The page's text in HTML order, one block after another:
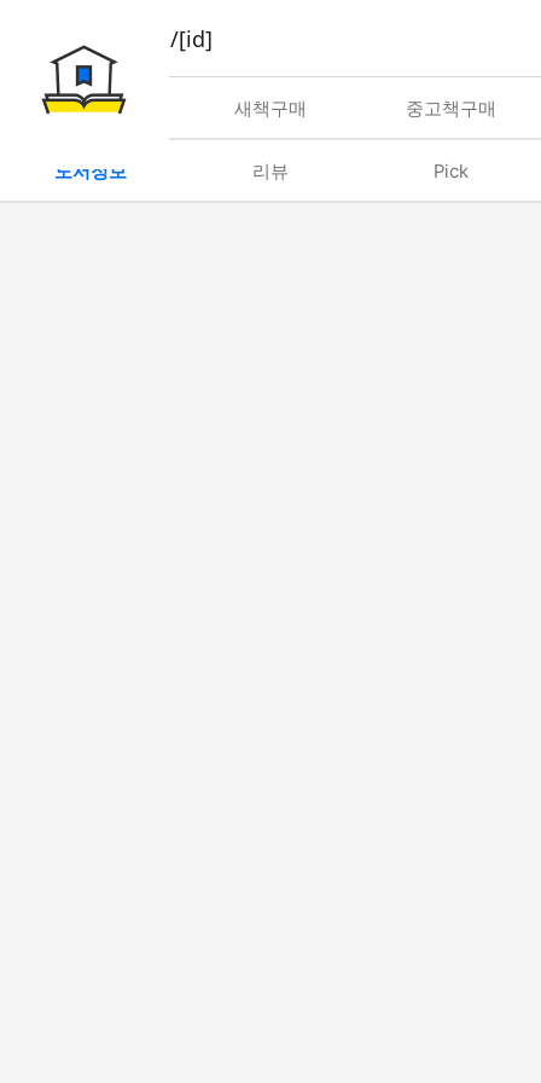
book/rent/[id]
대여 새책구매 중고책구매
도서정보 리뷰 Pick